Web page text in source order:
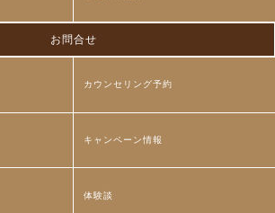
お問合せ
カウンセリング予約
キャンペーン情報
体験談